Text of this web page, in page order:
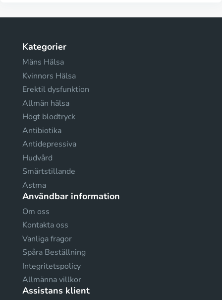
Kategorier
Mäns Hälsa
Kvinnors Hälsa
Erektil dysfunktion
Allmän hälsa
Högt blodtryck
Antibiotika
Antidepressiva
Hudvård
Smärtstillande
Astma
Användbar information
Om oss
Kontakta oss
Vanliga fragor
Spåra Beställning
Integritetspolicy
Allmänna villkor
Assistans klient